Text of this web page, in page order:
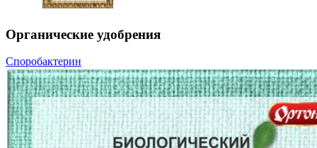
Органические удобрения
Споробактерин